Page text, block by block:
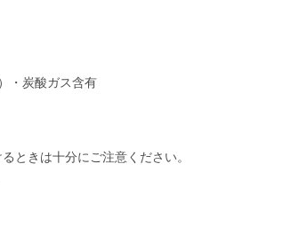
・炭酸ガス含有
ときは十分にご注意ください。